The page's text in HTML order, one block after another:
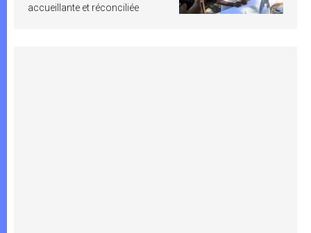
accueillante et réconciliée